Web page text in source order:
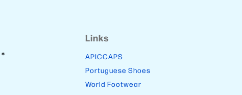
*
Links
APICCAPS
Portuguese Shoes
World Footwear